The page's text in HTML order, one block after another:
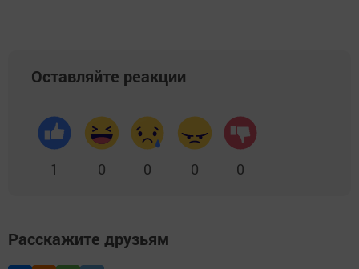
Оставляйте реакции
1 0 0 0 0
Расскажите друзьям